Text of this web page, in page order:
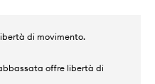
di movimento.
offre libertà di